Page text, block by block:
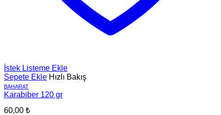
İstek Listeme Ekle
Sepete Ekle Hızlı Bakış
BAHARAT
Karabiber 120 gr
60,00 ₺